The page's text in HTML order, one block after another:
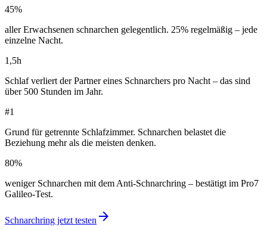
45%
aller Erwachsenen schnarchen gelegentlich. 25% regelmäßig – jede
einzelne Nacht.
1,5h
Schlaf verliert der Partner eines Schnarchers pro Nacht – das sind
über 500 Stunden im Jahr.
#1
Grund für getrennte Schlafzimmer. Schnarchen belastet die
Beziehung mehr als die meisten denken.
80%
weniger Schnarchen mit dem Anti-Schnarchring – bestätigt im Pro7
Galileo-Test.
Schnarchring jetzt testen arrow_forward